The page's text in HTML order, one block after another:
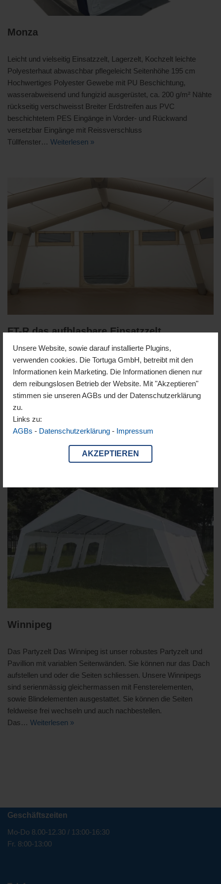
Unsere Website, sowie darauf installierte Plugins,
verwenden cookies. Die Tortuga GmbH, betreibt mit den
Informationen kein Marketing. Die Informationen dienen nur
dem reibungslosen Betrieb der Website. Mit "Akzeptieren"
stimmen sie unseren AGBs und der Datenschutzerklärung
zu.
Links zu:
AGBs - Datenschutzerklärung - Impressum
AKZEPTIEREN
Monza
Leicht und vielseitig Einsatzzelt, Lagerzelt, Kochzelt leichte
Polyesterhaut abwaschbar pflegeleicht Seitenhöhe 195 cm
Hochwertiges Polyester Gewebe mit PU Beschichtung,
wasserabweisend und fungizid ausgerüstet, ca. 200 g/m² Nähte
rückseitig verschweisst Breiter Erdstreifen aus PVC
beschichtetem PES Eingänge in Vorder- und Rückwand
versetzbar Eingänge mit Reissverschluss
Tüllfenster… Weiterlesen »
FT-R das aufblasbare Einsatzzelt
Optimal für Hilfsorganisationen im Einsatz Vielseitiges
Unterkunfts-, Mannschafts- und Einsatzzelt Das FT-R 600 bietet
mit 36 m² ausreichend Platz für rund 20 Schlafplätze mit
Gepäck, kann aber ebenso als trockenes Lager oder mobiles
Feldbüro genutzt werden. Gefertigt aus leichtem, robustem
Baumwoll-Polyester, überzeugt es durch schnelle…
Winnipeg
Das Partyzelt Das Winnipeg ist unser robustes Partyzelt und
Pavillion mit variablen Seitenwänden. Sie können nur das Dach
aufstellen und oder die Seiten schliessen. Unsere Winnipegs
sind serienmässig gleichermassen mit Fensterelementen,
sowie Blindelementen ausgestattet. Sie können die Seiten
feldweise frei wechseln und auch nachbestellen.
Das… Weiterlesen »
Geschäftszeiten
Mo-Do 8.00-12.30 / 13:00-16:30
Fr. 8:00-13:00